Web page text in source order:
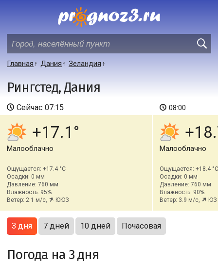
Главная Дания Зеландия
Рингстед, Дания
Сейчас 07:15
+17.1
Малооблачно
Ощущается: +17.4 °C
Осадки: 0 мм
Давление: 760 мм
Влажность: 95%
Ветер: 2.1 м/с,
ЮЮЗ
08:00
Малооблачно
Ощущается: +18.4 °C
Осадки: 0 мм
Давление: 760 мм
Влажность: 90%
Ветер: 3.9 м/с,
ЮЗ
3 дня 7 дней 10 дней Почасовая
Погода на 3 дня